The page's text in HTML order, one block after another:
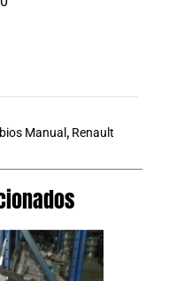
Manual , Renault